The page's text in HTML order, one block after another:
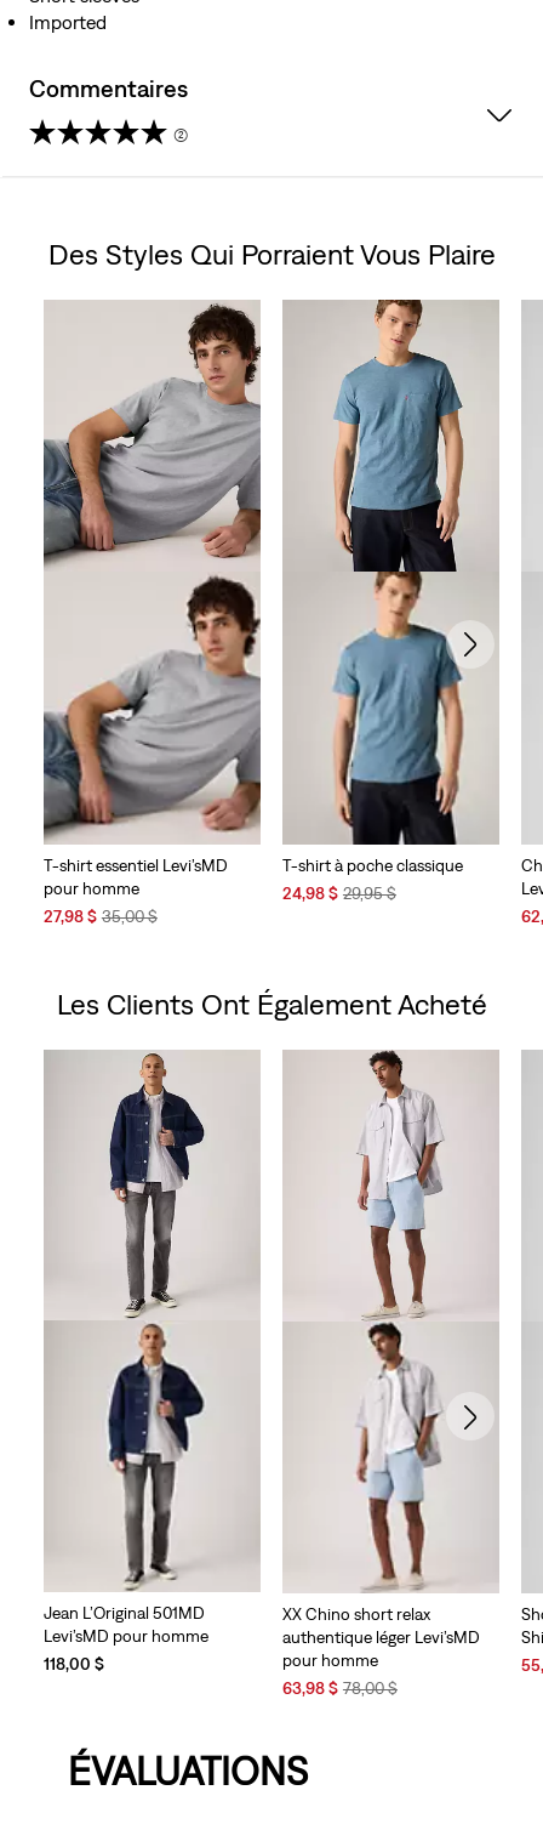
Imported
Commentaires
(2)
sur
5.
évaluations
Des Styles Qui Porraient Vous Plaire
T-shirt essentiel Levi’sMD
pour homme
Sale
27,98 $Original
35,00 $
T-shirt à poche classique
Sale
24,98 $ Original
29,95 $
Les Clients Ont Également Acheté
Jean L’Original 501MD
Levi’sMD pour homme
118,00 $
XX Chino short relax
authentique léger Levi’sMD
pour homme
Sale
63,98 $ Original
78,00 $
ÉVALUATIONS